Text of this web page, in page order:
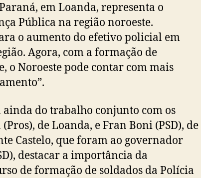
em Loanda, representa o
Pública na região noroeste.
o aumento do efetivo policial em
Agora, com a formação de
o Noroeste pode contar com mais
do trabalho conjunto com os
de Loanda, e Fran Boni (PSD), de
Castelo, que foram ao governador
destacar a importância da
de formação de soldados da Polícia